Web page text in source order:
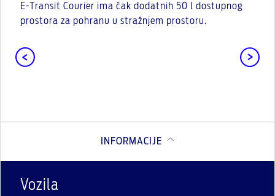
E-Transit Courier ima čak dodatnih 50 l dostupnog
prostora za pohranu u stražnjem prostoru.
INFORMACIJE
Vozila